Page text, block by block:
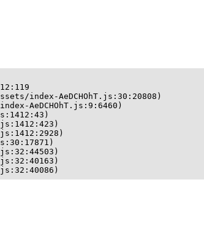
index-AeDCHOhT.js:30:20808)
AeDCHOhT.js:9:6460)